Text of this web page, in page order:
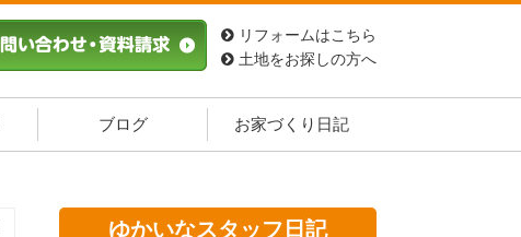
リフォームはこちら
土地をお探しの方へ
ブログ お家づくり日記
ゆかいなスタッフ日記